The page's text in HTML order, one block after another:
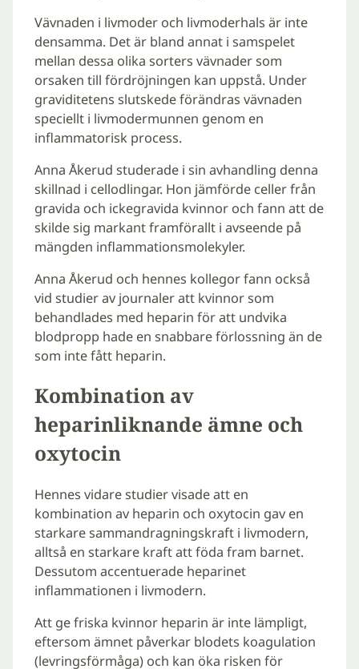
Vävnaden i livmoder och livmoderhals är inte
densamma. Det är bland annat i samspelet
mellan dessa olika sorters vävnader som
orsaken till fördröjningen kan uppstå. Under
graviditetens slutskede förändras vävnaden
speciellt i livmodermunnen genom en
inflammatorisk process.
Anna Åkerud studerade i sin avhandling denna
skillnad i cellodlingar. Hon jämförde celler från
gravida och ickegravida kvinnor och fann att de
skilde sig markant framförallt i avseende på
mängden inflammationsmolekyler.
Anna Åkerud och hennes kollegor fann också
vid studier av journaler att kvinnor som
behandlades med heparin för att undvika
blodpropp hade en snabbare förlossning än de
som inte fått heparin.
Kombination av
heparinliknande ämne och
oxytocin
Hennes vidare studier visade att en
kombination av heparin och oxytocin gav en
starkare sammandragningskraft i livmodern,
alltså en starkare kraft att föda fram barnet.
Dessutom accentuerade heparinet
inflammationen i livmodern.
Att ge friska kvinnor heparin är inte lämpligt,
eftersom ämnet påverkar blodets koagulation
(levringsförmåga) och kan öka risken för